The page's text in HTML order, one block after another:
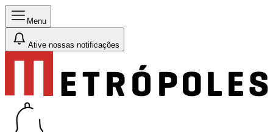
Menu
Ative nossas notificações